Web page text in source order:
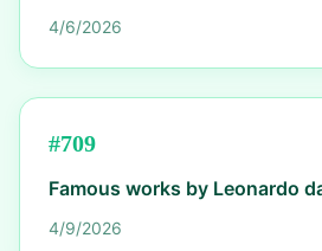
4/6/2026
#709
Famous works by Leonardo
4/9/2026